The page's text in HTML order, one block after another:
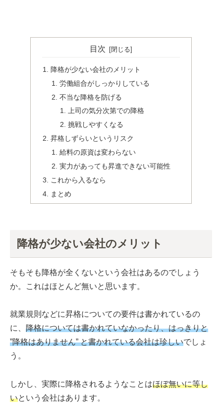
目次
降格が少ない会社のメリット
労働組合がしっかりしている
不当な降格を防げる
上司の気分次第での降格
挑戦しやすくなる
昇格しずらいというリスク
給料の原資は変わらない
実力があっても昇進できない可能性
これから入るなら
まとめ
降格が少ない会社のメリット
そもそも降格が全くないという会社はあるのでしょう
か。これはほとんど無いと思います。
就業規則などに昇格についての要件は書かれているの
に、 降格については書かれていなかったり、はっきりと
”降格はありません” と書かれている会社は珍しいでしょ
う。
しかし、実際に降格されるようなことはほぼ無いに等し
いという会社はあります。